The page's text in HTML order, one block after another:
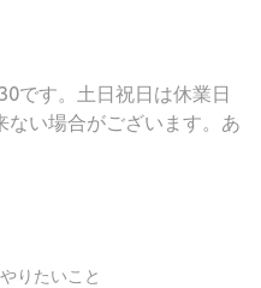
です。土日祝日は休業日
ない場合がございます。あ
りたいこと